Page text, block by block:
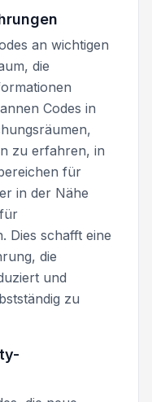
an wichtigen
die
Codes in
zu erfahren, in
für
in der Nähe
Dies schafft eine
die
und
zu